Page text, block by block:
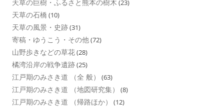
天草の巨樹・ふるさと熊本の樹木 (23)
天草の石橋 (10)
天草の風景・史跡(31)
寄稿・ゆうこう・その他(72)
山野歩きなどの草花(28)
橘湾沿岸の戦争遺跡(25)
江戸期のみさき道 （全 般） (63)
江戸期のみさき道 （地図研究集） (8)
江戸期のみさき道 （帰路ほか） (12)